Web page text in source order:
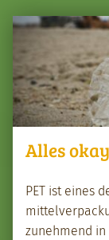
Alles
PET ist eines
zunehmend in